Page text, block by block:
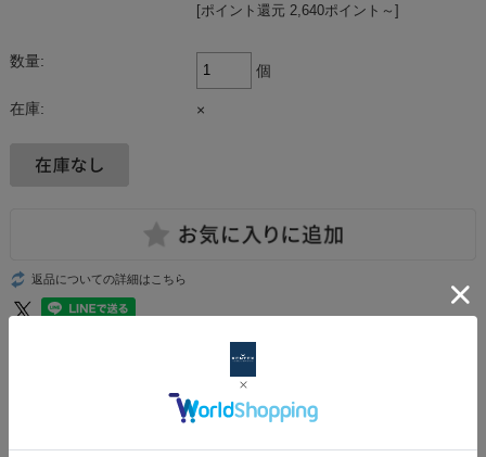
[ポイント還元 2,640ポイント～]
数量:
個
在庫: ×
返品についての詳細はこちら
【本製品は完売となりました】